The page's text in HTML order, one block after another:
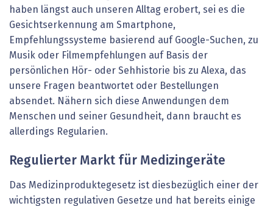
haben längst auch unseren Alltag erobert, sei es die
Gesichtserkennung am Smartphone,
Empfehlungssysteme basierend auf Google-Suchen, zu
Musik oder Filmempfehlungen auf Basis der
persönlichen Hör- oder Sehhistorie bis zu Alexa, das
unsere Fragen beantwortet oder Bestellungen
absendet. Nähern sich diese Anwendungen dem
Menschen und seiner Gesundheit, dann braucht es
allerdings Regularien.
Regulierter Markt für Medizingeräte
Das Medizinproduktegesetz ist diesbezüglich einer der
wichtigsten regulativen Gesetze und hat bereits einige